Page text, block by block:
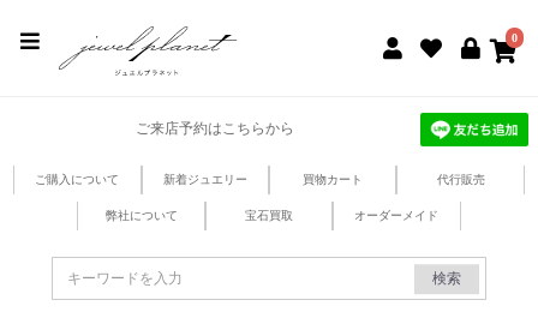
0
ご来店予約はこちらから
ご購入について 新着ジュエリー 買物カート 代行販売
弊社について 宝石買取 オーダーメイド
検索